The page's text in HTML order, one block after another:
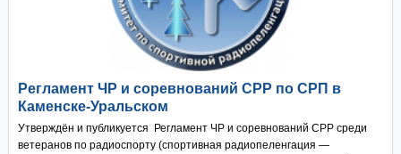
Регламент ЧР и соревнований СРР по СРП в
Каменске-Уральском
Утверждён и публикуется Регламент ЧР и соревнований СРР среди
ветеранов по радиоспорту (спортивная радиопеленгация —